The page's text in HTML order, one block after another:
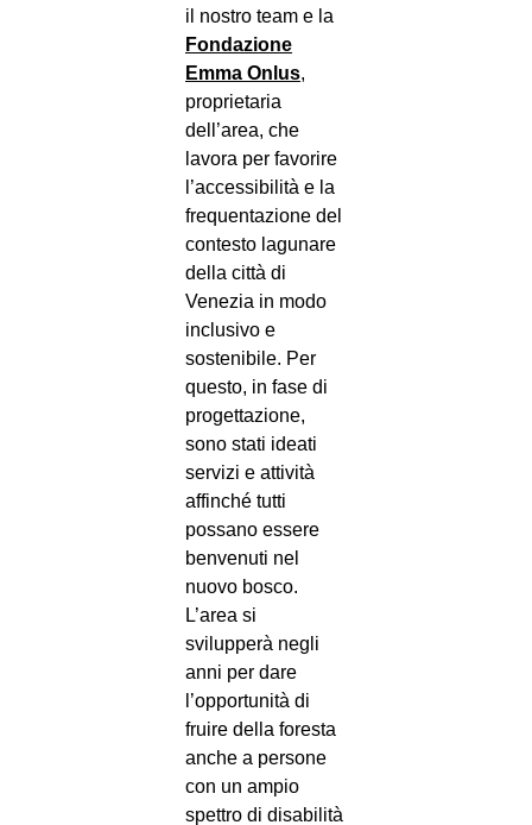
il nostro team e la
Fondazione
Emma Onlus,
proprietaria
dell’area, che
lavora per favorire
l’accessibilità e la
frequentazione del
contesto lagunare
della città di
Venezia in modo
inclusivo e
sostenibile. Per
questo, in fase di
progettazione,
sono stati ideati
servizi e attività
affinché tutti
possano essere
benvenuti nel
nuovo bosco.
L’area si
svilupperà negli
anni per dare
l’opportunità di
fruire della foresta
anche a persone
con un ampio
spettro di disabilità